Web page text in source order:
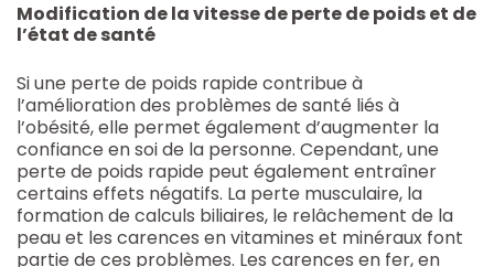
Modification de la vitesse de perte de poids et de
l’état de santé
Si une perte de poids rapide contribue à
l’amélioration des problèmes de santé liés à
l’obésité, elle permet également d’augmenter la
confiance en soi de la personne. Cependant, une
perte de poids rapide peut également entraîner
certains effets négatifs. La perte musculaire, la
formation de calculs biliaires, le relâchement de la
peau et les carences en vitamines et minéraux font
partie de ces problèmes. Les carences en fer, en